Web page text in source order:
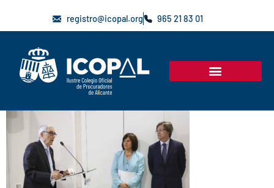
registro@icopal.org 965 21 83 01